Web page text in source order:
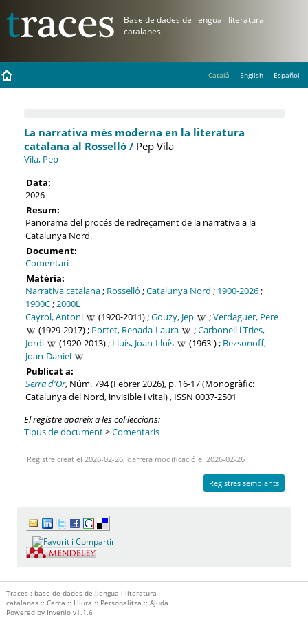
Català English Español
La narrativa més moderna en la literatura
catalana al Rosselló /Pep Vila
Vila, Pep
Data:
2026
Resum:
Panorama del procés de redreçament de la narrativa a la
Catalunya Nord.
Document:
Comentari
Matèria:
Narrativa catalana; Rosselló ;Catalunya Nord ; 1900-2026;
1900C;2000L
Cayrol, Antoni
(1920-2011) ;Gouzy, Jep ;Verdaguer, Pere
(1929-2017) ; Portet, Renada-Laura ;Carbonell i Tries,
Jordi
(1920-2013) ; Lluís, Joan-Lluís (1963-) ; Bezsonoff,
Joan-Daniel
Publicat a:
Serra d'Or, Núm. 794 (Febrer 2026), p. 16-17 (Monogràfic:
Catalunya del Nord, invisible i vital) , ISSN 0037-2501
El registre apareix a les col·leccions:
Tipus de document>Comentaris
Registre creat el 2026-02-26, darrera modificació el 2026-02-26
Registres semblants
Traces : base de dades de llengua i literatura
catalanes :: Cerca :: Lliura :: Personalitza :: Ajuda
Powered by Inveniov1.1.6